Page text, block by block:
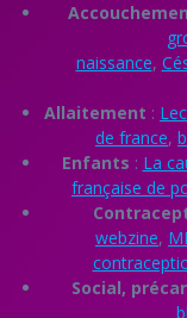
naissance,
Allaitement :
de france,
Enfants : La
française de
webzine,
Social,